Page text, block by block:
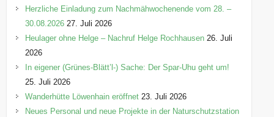
Herzliche Einladung zum Nachmähwochenende vom 28. –
30.08.2026 27. Juli 2026
Heulager ohne Helge – Nachruf Helge Rochhausen 26. Juli
2026
In eigener (Grünes-Blätt’l-) Sache: Der Spar-Uhu geht um!
25. Juli 2026
Wanderhütte Löwenhain eröffnet 23. Juli 2026
Neues Personal und neue Projekte in der Naturschutzstation